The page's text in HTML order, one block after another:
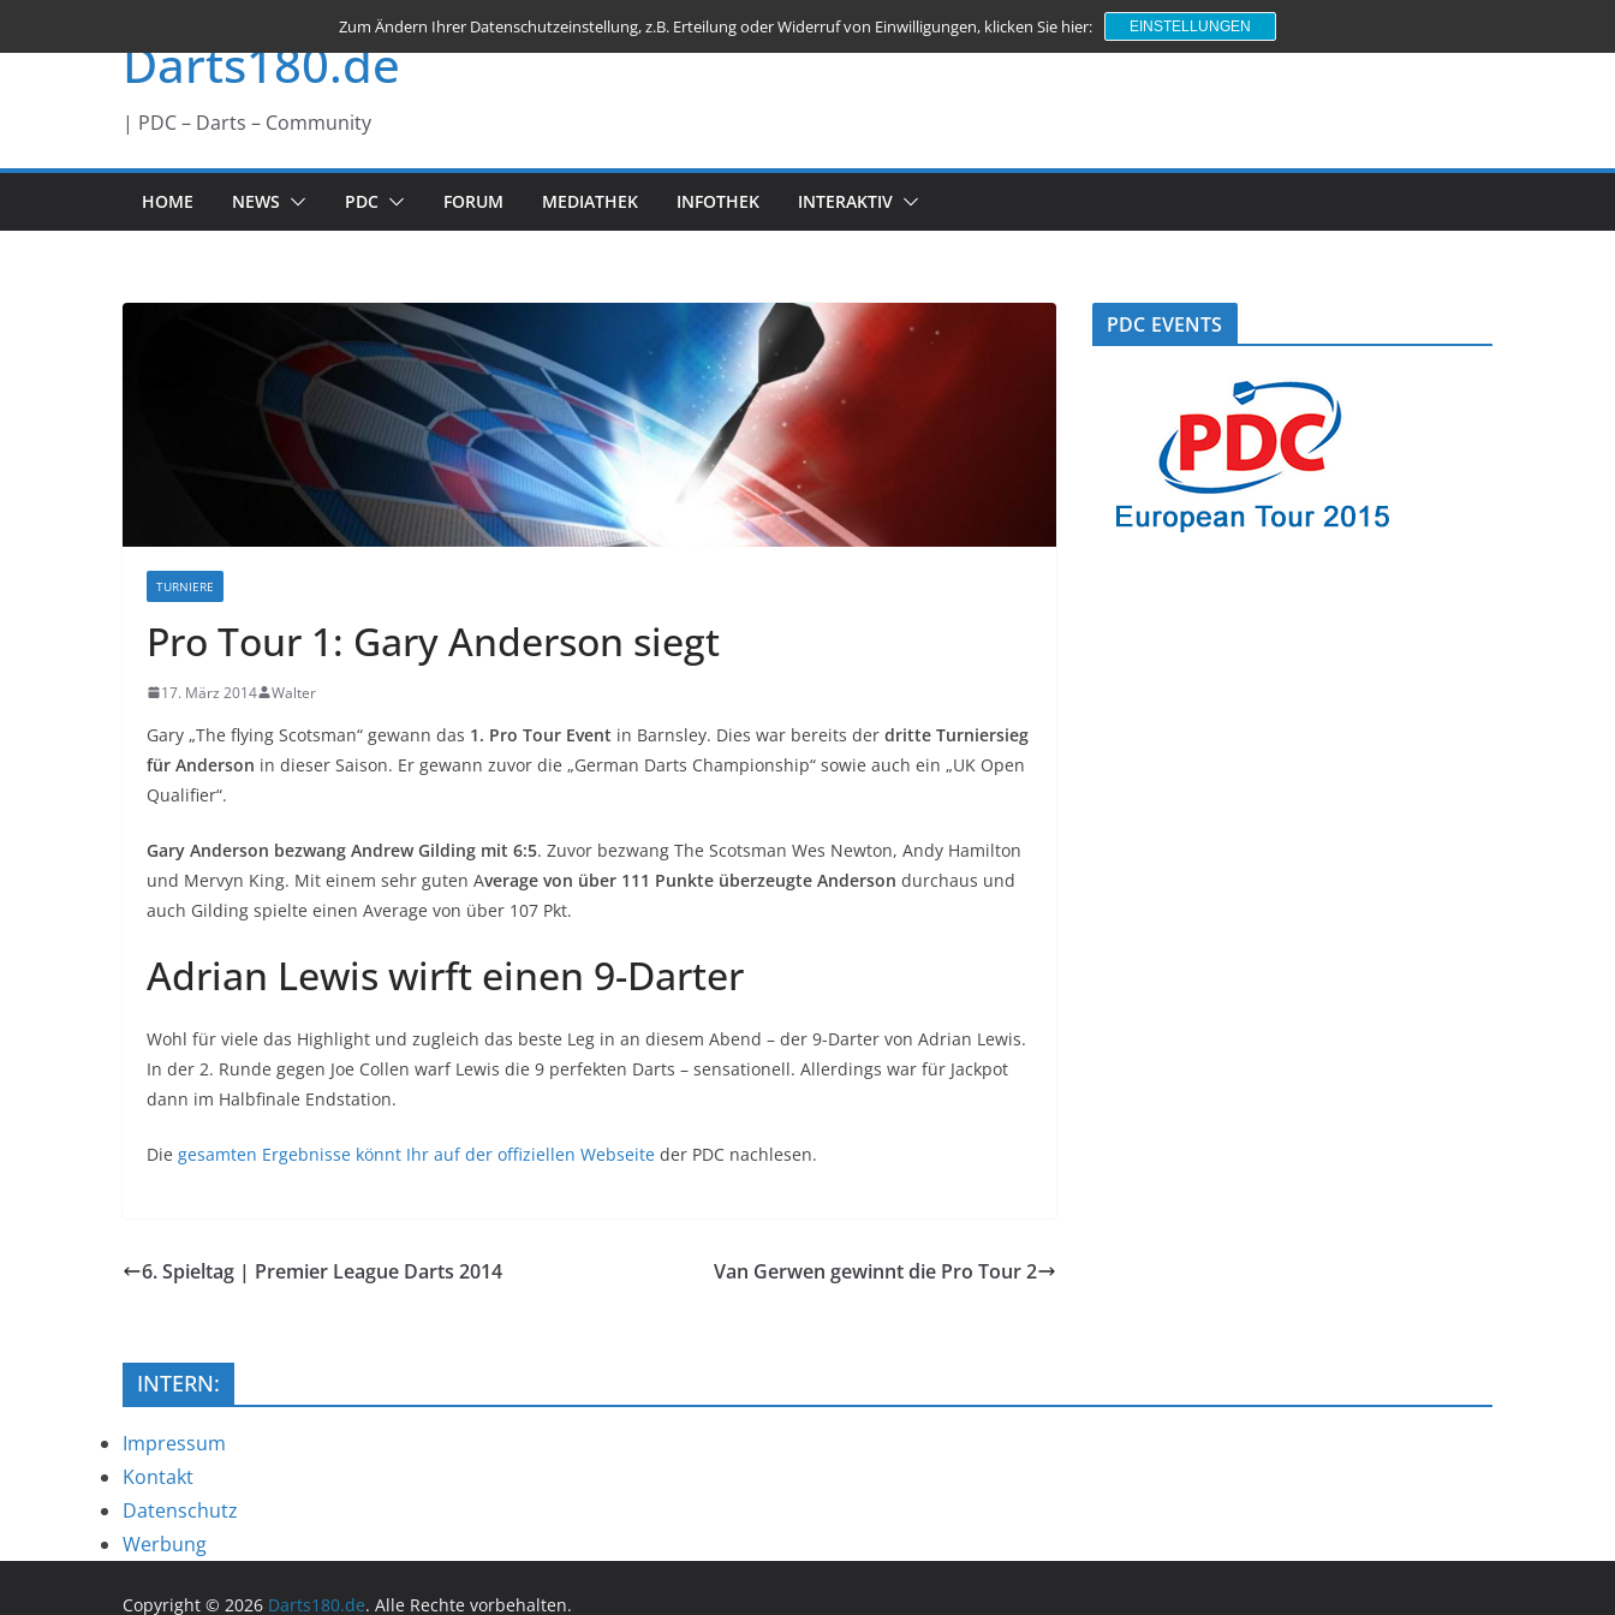
Inhalt
Darts180.de
| PDC – Darts – Community
HOME NEWS PDC FORUM MEDIATHEK INFOTHEK INTERAKTIV
TURNIERE
Pro Tour 1: Gary Anderson siegt
17. März 2014 Walter
Gary „The flying Scotsman“ gewann das 1. Pro Tour Event in Barnsley. Dies war bereits der dritte Turniersieg
für Anderson in dieser Saison. Er gewann zuvor die „German Darts Championship“ sowie auch ein „UK Open
Qualifier“.
Gary Anderson bezwang Andrew Gilding mit 6:5. Zuvor bezwang The Scotsman Wes Newton, Andy Hamilton
und Mervyn King. Mit einem sehr guten Average von über 111 Punkte überzeugte Anderson durchaus und
auch Gilding spielte einen Average von über 107 Pkt.
Adrian Lewis wirft einen 9-Darter
Wohl für viele das Highlight und zugleich das beste Leg in an diesem Abend – der 9-Darter von Adrian Lewis.
In der 2. Runde gegen Joe Collen warf Lewis die 9 perfekten Darts – sensationell. Allerdings war für Jackpot
dann im Halbfinale Endstation.
Die gesamten Ergebnisse könnt Ihr auf der offiziellen Webseite der PDC nachlesen.
6. Spieltag | Premier League Darts 2014 Van Gerwen gewinnt die Pro Tour 2
PDC EVENTS
INTERN:
Impressum
Kontakt
Datenschutz
Werbung
Copyright © 2026 Darts180.de. Alle Rechte vorbehalten.
Zum Ändern Ihrer Datenschutzeinstellung, z.B. Erteilung oder Widerruf von Einwilligungen, klicken Sie hier: EINSTELLUNGEN